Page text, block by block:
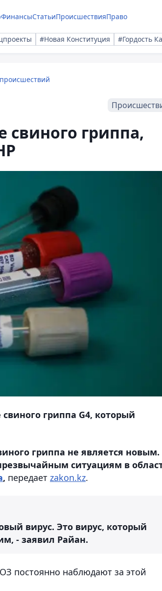
ФинансыСтатьиПроисшествияПраво
#Новая Конституция #Гордость
гриппа,
гриппа G4, который
гриппа не является новым.
ситуациям в
, передает zakon.kz.
вирус. Это вирус, который
- заявил Райан.
постоянно наблюдают за этой